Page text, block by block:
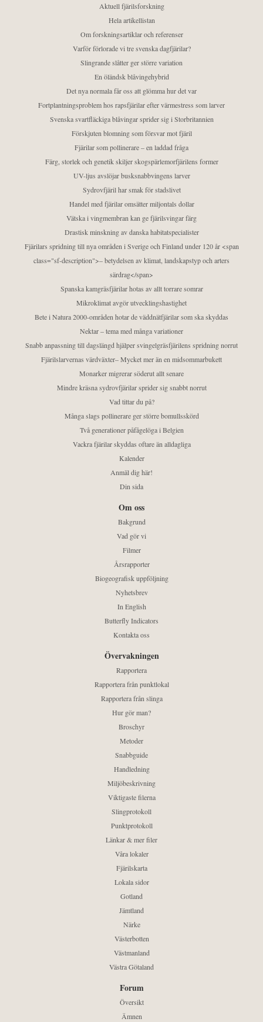
Aktuell fjärilsforskning
Hela artikellistan
Om forskningsartiklar och referenser
Varför förlorade vi tre svenska dagfjärilar?
Slingrande slåtter ger större variation
En öländsk blåvingehybrid
Det nya normala får oss att glömma hur det var
Fortplantningsproblem hos rapsfjärilar efter värmestress som larver
Svenska svartfläckiga blåvingar sprider sig i Storbritannien
Förskjuten blomning som försvar mot fjäril
Fjärilar som pollinerare – en laddad fråga
Färg, storlek och genetik skiljer skogspärlemorfjärilens former
UV-ljus avslöjar busksnabbvingens larver
Sydrovfjäril har smak för stadslivet
Handel med fjärilar omsätter miljontals dollar
Vätska i vingmembran kan ge fjärilsvingar färg
Drastisk minskning av danska habitatspecialister
Fjärilars spridning till nya områden i Sverige och Finland under 120 år <span
class="sf-description">– betydelsen av klimat, landskapstyp och arters
särdrag</span>
Spanska kamgräsfjärilar hotas av allt torrare somrar
Mikroklimat avgör utvecklingshastighet
Bete i Natura 2000-områden hotar de väddnätfjärilar som ska skyddas
Nektar – tema med många variationer
Snabb anpassning till dagslängd hjälper svingelgräsfjärilens spridning norrut
Fjärilslarvernas värdväxter– Mycket mer än en midsommarbukett
Monarker migrerar söderut allt senare
Mindre kräsna sydrovfjärilar sprider sig snabbt norrut
Vad tittar du på?
Många slags pollinerare ger större bomullsskörd
Två generationer påfågelöga i Belgien
Vackra fjärilar skyddas oftare än alldagliga
Kalender
Anmäl dig här!
Din sida
Om oss
Bakgrund
Vad gör vi
Filmer
Årsrapporter
Biogeografisk uppföljning
Nyhetsbrev
In English
Butterfly Indicators
Kontakta oss
Övervakningen
Rapportera
Rapportera från punktlokal
Rapportera från slinga
Hur gör man?
Broschyr
Metoder
Snabbguide
Handledning
Miljöbeskrivning
Viktigaste filerna
Slingprotokoll
Punktprotokoll
Länkar & mer filer
Våra lokaler
Fjärilskarta
Lokala sidor
Gotland
Jämtland
Närke
Västerbotten
Västmanland
Västra Götaland
Forum
Översikt
Ämnen